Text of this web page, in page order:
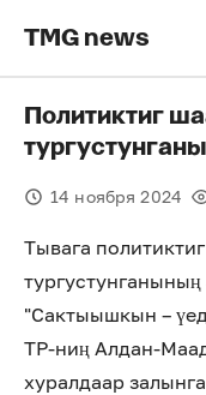
TMG news
Политиктиг
14 ноября 2024
Тывага
"Сактыышкын –
ТР-ниң Алдан-
хуралдаар